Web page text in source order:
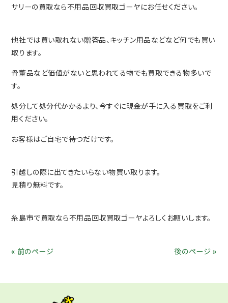
サリーの買取なら不用品回収買取ゴーヤにお任せください。
他社では買い取れない贈答品、キッチン用品などなど何でも買い
取ります。
骨董品など価値がないと思われてる物でも買取できる物多いで
す。
処分して処分代かかるより、今すぐに現金が手に入る買取をご利
用ください。
お客様はご自宅で待つだけです。
引越しの際に出てきたいらない物買い取ります。
見積り無料です。
糸島市で買取なら不用品回収買取ゴーヤよろしくお願いします。
« 前のページ 後のページ »